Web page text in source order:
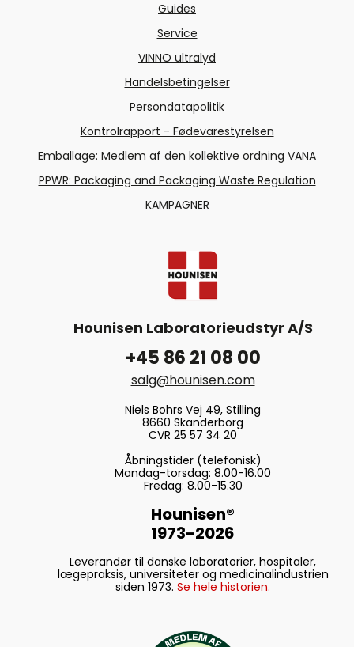
Guides
Service
VINNO ultralyd
Handelsbetingelser
Persondatapolitik
Kontrolrapport - Fødevarestyrelsen
Emballage: Medlem af den kollektive ordning VANA
PPWR: Packaging and Packaging Waste Regulation
KAMPAGNER
Hounisen Laboratorieudstyr A/S
+45 86 21 08 00
salg@hounisen.com
Niels Bohrs Vej 49, Stilling
8660 Skanderborg
CVR 25 57 34 20
Åbningstider (telefonisk)
Mandag-torsdag: 8.00-16.00
Fredag: 8.00-15.30
Hounisen®
1973-2026
Leverandør til danske laboratorier, hospitaler,
lægepraksis, universiteter og medicinalindustrien
siden 1973. Se hele historien.